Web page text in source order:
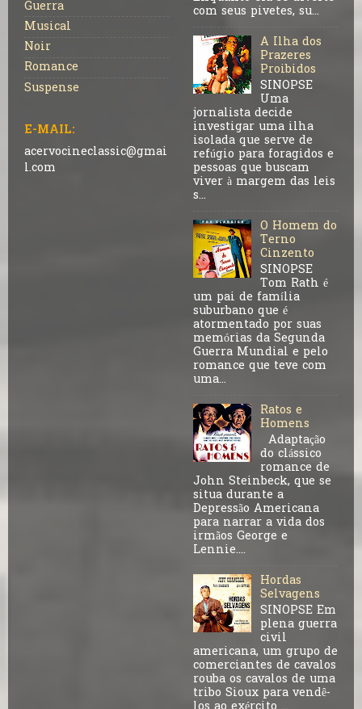
Guerra
Musical
Noir
Romance
Suspense
E-MAIL:
acervocineclassic@gmai
l.com
com seus pivetes, su...
A Ilha dos
Prazeres
Proibidos
SINOPSE
Uma
jornalista decide
investigar uma ilha
isolada que serve de
refúgio para foragidos e
pessoas que buscam
viver à margem das leis
s...
O Homem do
Terno
Cinzento
SINOPSE
Tom Rath é
um pai de família
suburbano que é
atormentado por suas
memórias da Segunda
Guerra Mundial e pelo
romance que teve com
uma...
Ratos e
Homens
Adaptação
do clássico
romance de
John Steinbeck, que se
situa durante a
Depressão Americana
para narrar a vida dos
irmãos George e
Lennie....
Hordas
Selvagens
SINOPSE Em
plena guerra
civil
americana, um grupo de
comerciantes de cavalos
rouba os cavalos de uma
tribo Sioux para vendê-